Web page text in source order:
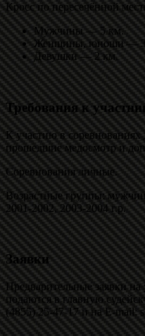
Кросс по пересечённой
Мужчины — 5 км.
Женщины, юноши —
Девушки — 2 км.
Требования к
К участию в
прошедшие медосмотр и
Соревнования личные.
Возрастные группы:
2001-2002, 2003-2004 г.р.
Заявки
Предварительные заявки на
подаются в главную
(4855) 25-47-17 и на E-mail: